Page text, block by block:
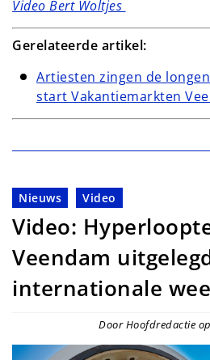
Video Bert Woltjes
Gerelateerde artikel:
Artiesten zingen de
start Vakantiemarkten
Nieuws Video
Video:
Veendam
internationale
Door Hoofdredactie